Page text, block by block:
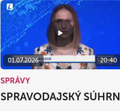
01.07.2026 20:40
SPRÁVY
SPRAVODAJSKÝ SÚHRN